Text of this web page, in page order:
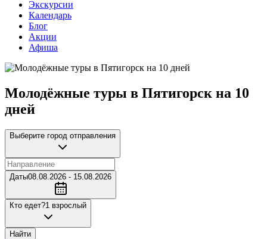
Экскурсии
Календарь
Блог
Акции
Афиша
Молодёжные туры в Пятигорск на 10
дней
Выберите город отправления
Даты08.08.2026 - 15.08.2026
Кто едет?1 взрослый
Найти